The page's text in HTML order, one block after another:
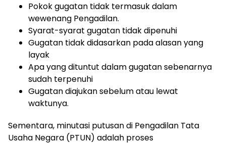
Pokok gugatan tidak termasuk dalam
wewenang Pengadilan.
Syarat-syarat gugatan tidak dipenuhi
Gugatan tidak didasarkan pada alasan yang
layak
Apa yang dituntut dalam gugatan sebenarnya
sudah terpenuhi
Gugatan diajukan sebelum atau lewat
waktunya.
Sementara, minutasi putusan di Pengadilan Tata
Usaha Negara (PTUN) adalah proses